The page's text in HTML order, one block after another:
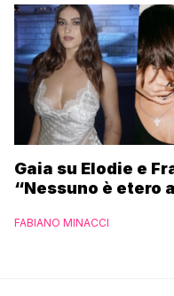
Gaia su Elodie e
“Nessuno è etero
FABIANO MINACCI